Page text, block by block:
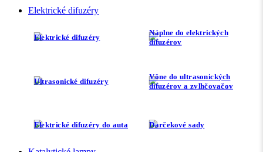
Elektrické difuzéry
Elektrické difuzéry
Náplne do elektrických
difuzérov
Ultrasonické difuzéry
Vône do ultrasonických
difuzérov a zvlhčovačov
Elektrické difuzéry do auta Darčekové sady